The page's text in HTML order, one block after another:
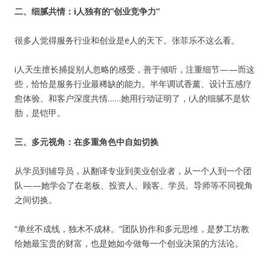
用户名或Email
密码
记住我的登录状态
没帐号？注册一个
二、细腻共情：i人独有的”创业竞争力”
很多人觉得服务行业和创业是e人的天下。张菲乐不这么看。
i人天生擅长捕捉别人忽略的感受，善于倾听，注重细节——而这
些，恰恰是服务行业最稀缺的能力。半年调试香薰、设计五感疗
愈体验、和客户深度共情……她用行动证明了，i人的细腻不是软
肋，是铠甲。
三、多元视角：在多重角色中自如切换
从学员到辅导员，从翻译专业到美业创业者，从一个人到一个团
队——她学会了在老板、投资人、顾客、学员、导师等不同视角
之间切换。
“单丝不成线，独木不成林。”团队协作和多元思维，是梦工坊教
给她最宝贵的财富，也是她如今做每一个创业决策的方法论。